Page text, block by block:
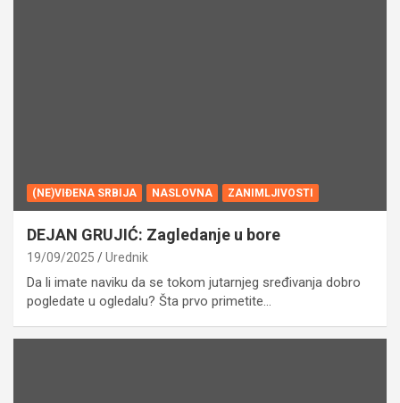
(NE)VIĐENA SRBIJA NASLOVNA ZANIMLJIVOSTI
DEJAN GRUJIĆ: Zagledanje u bore
19/09/2025 Urednik
Da li imate naviku da se tokom jutarnjeg sređivanja dobro
pogledate u ogledalu? Šta prvo primetite…